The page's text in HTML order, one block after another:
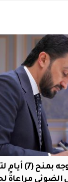
وزير الاتصالات يوجه
الضوئي مراعاةً